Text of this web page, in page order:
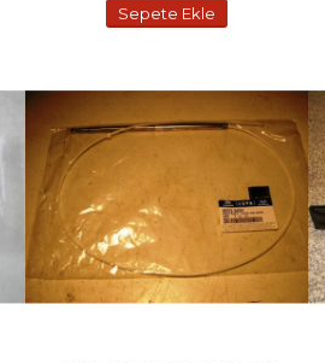
Sepete Ekle